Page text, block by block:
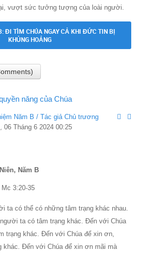
vượt sức tưởng tượng của loài người.
ĐI TÌM CHÚA NGAY CẢ KHI ĐỨC TIN BỊ
KHỦNG HOẢNG
năng của Chúa
Năm B / Tác giả Chủ trương
Tháng 6 2024 00:25
Năm B
3:20-35
ta có thể có những tâm trạng khác nhau.
ta có tâm trạng khác. Đến với Chúa
trạng khác. Đến với Chúa để xin ơn,
khác. Đến với Chúa để xin ơn mãi mà